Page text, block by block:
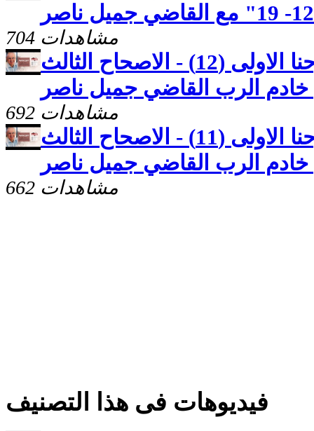
704 مشاهدات
كنوز مخفيّه "رسالة يوحنا الاولى (12) - الاصحاح الثالث
692 مشاهدات
كنوز مخفيّه "رسالة يوحنا الاولى (11) - الاصحاح الثالث
662 مشاهدات
فيديوهات فى هذا التصنيف